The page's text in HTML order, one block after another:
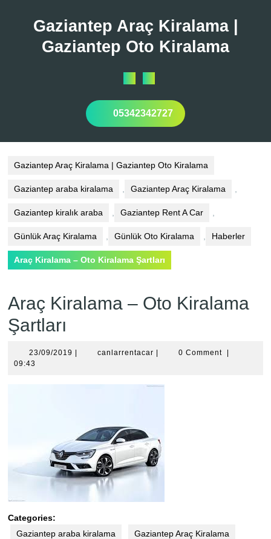
Gaziantep Araç Kiralama |
Gaziantep Oto Kiralama
Open
Button
05342342727
Gaziantep Araç Kiralama | Gaziantep Oto Kiralama
Gaziantep araba kiralama , Gaziantep Araç Kiralama ,
Gaziantep kiralık araba , Gaziantep Rent A Car ,
Günlük Araç Kiralama , Günlük Oto Kiralama , Haberler
Araç Kiralama – Oto Kiralama Şartları
Araç Kiralama – Oto Kiralama
Şartları
23/09/2019 23/09/2019canlarrentacar canlarrentacar
0 Comment
09:43
Categories:
Gaziantep araba kiralama
Gaziantep Araç Kiralama